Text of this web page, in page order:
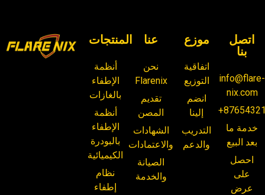
المنتجات
أنظمة
الإطفاء
بالغازات
أنظمة
الإطفاء
بالبودرة
الكيميائية
نظام
إطفاء
عنا
نحن
Flarenix
تقديم
المصن
الشهادات
والاعتمادات
الصيانة
والخدمة
موزع
اتفاقية
التوزيع
انضم
إلينا
التدريب
والدعم
اتصل
بنا
info@flare-
nix.com
خدمة ما
بعد البيع
احصل
على
عرض